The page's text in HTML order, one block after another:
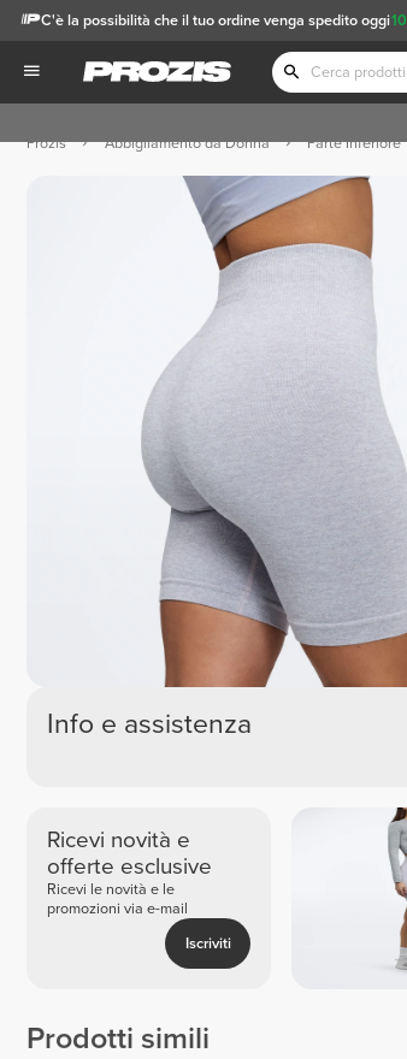
10
C'è la possibilità che il tuo ordine venga spedito oggi
Prozis Abbigliamento da Donna Parte Inferiore
Info e assistenza
Ricevi novità e
offerte esclusive
Ricevi le novità e le
promozioni via e-mail
Iscriviti
Prodotti simili